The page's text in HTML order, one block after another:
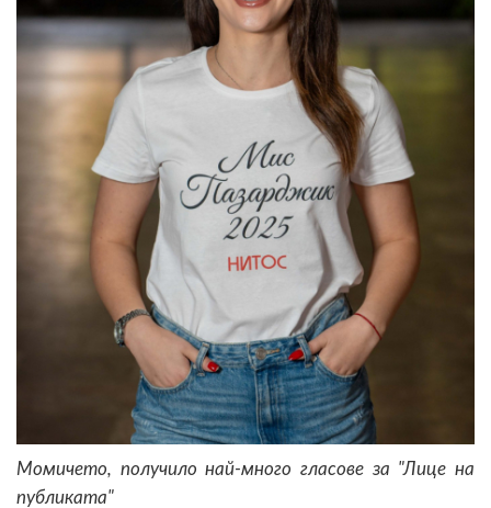
Момичето, получило най-много гласове за "Лице на
публиката"